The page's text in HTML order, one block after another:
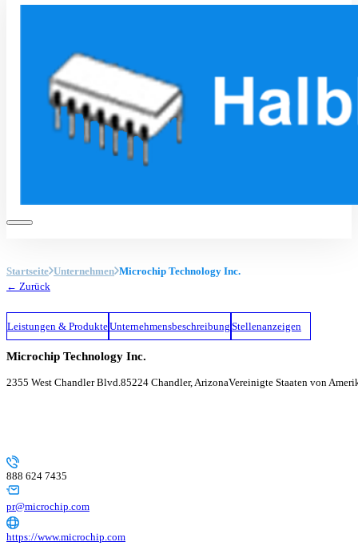
Startseite Unternehmen Microchip Technology Inc.
← Zurück
Leistungen & ProdukteUnternehmensbeschreibung Stellenanzeigen
Microchip Technology Inc.
2355 West Chandler Blvd. 85224 Chandler, ArizonaVereinigte Staaten von
888 624 7435
pr@microchip.com
https://www.microchip.com